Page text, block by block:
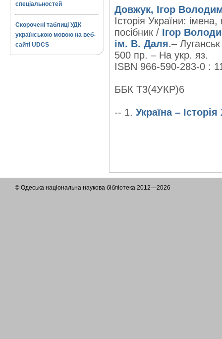
спеціальностей
Скорочені таблиці УДК
українською мовою на веб-
сайті UDCS
Довжук, Ігор
Історія України:
посібник / Ігор
ім. В. Даля.–
500 пр. – На укр. яз.
ISBN 966-590-283-0 :
ББК Т3(4УКР)6
-- 1. Україна –
© Одеська національна наукова бібліотека 2012—2026